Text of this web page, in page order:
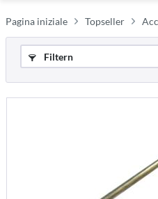
Pagina iniziale Topseller
Filtern